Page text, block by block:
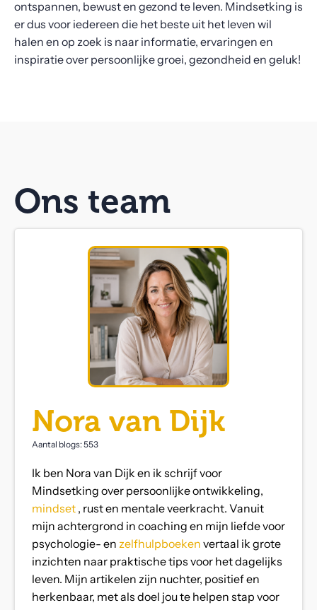
ontspannen, bewust en gezond te leven. Mindsetking is
er dus voor iedereen die het beste uit het leven wil
halen en op zoek is naar informatie, ervaringen en
inspiratie over persoonlijke groei, gezondheid en geluk!
Ons team
Nora van Dijk
Aantal blogs: 553
Ik ben Nora van Dijk en ik schrijf voor
Mindsetking over persoonlijke ontwikkeling,
mindset, rust en mentale veerkracht. Vanuit
mijn achtergrond in coaching en mijn liefde voor
psychologie- enzelfhulpboekenvertaal ik grote
inzichten naar praktische tips voor het dagelijks
leven. Mijn artikelen zijn nuchter, positief en
herkenbaar, met als doel jou te helpen stap voor